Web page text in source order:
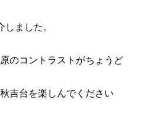
ました。
のコントラストがちょうど
吉台を楽しんでください